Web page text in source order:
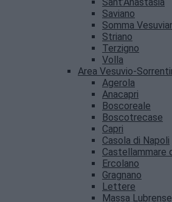
Saviano
Somma
Striano
Terzigno
Volla
Area Vesuvio-
Agerola
Anacapri
Boscoreale
Boscotrecase
Capri
Casola di Napoli
Castellammare
Ercolano
Gragnano
Lettere
Massa Lubrense